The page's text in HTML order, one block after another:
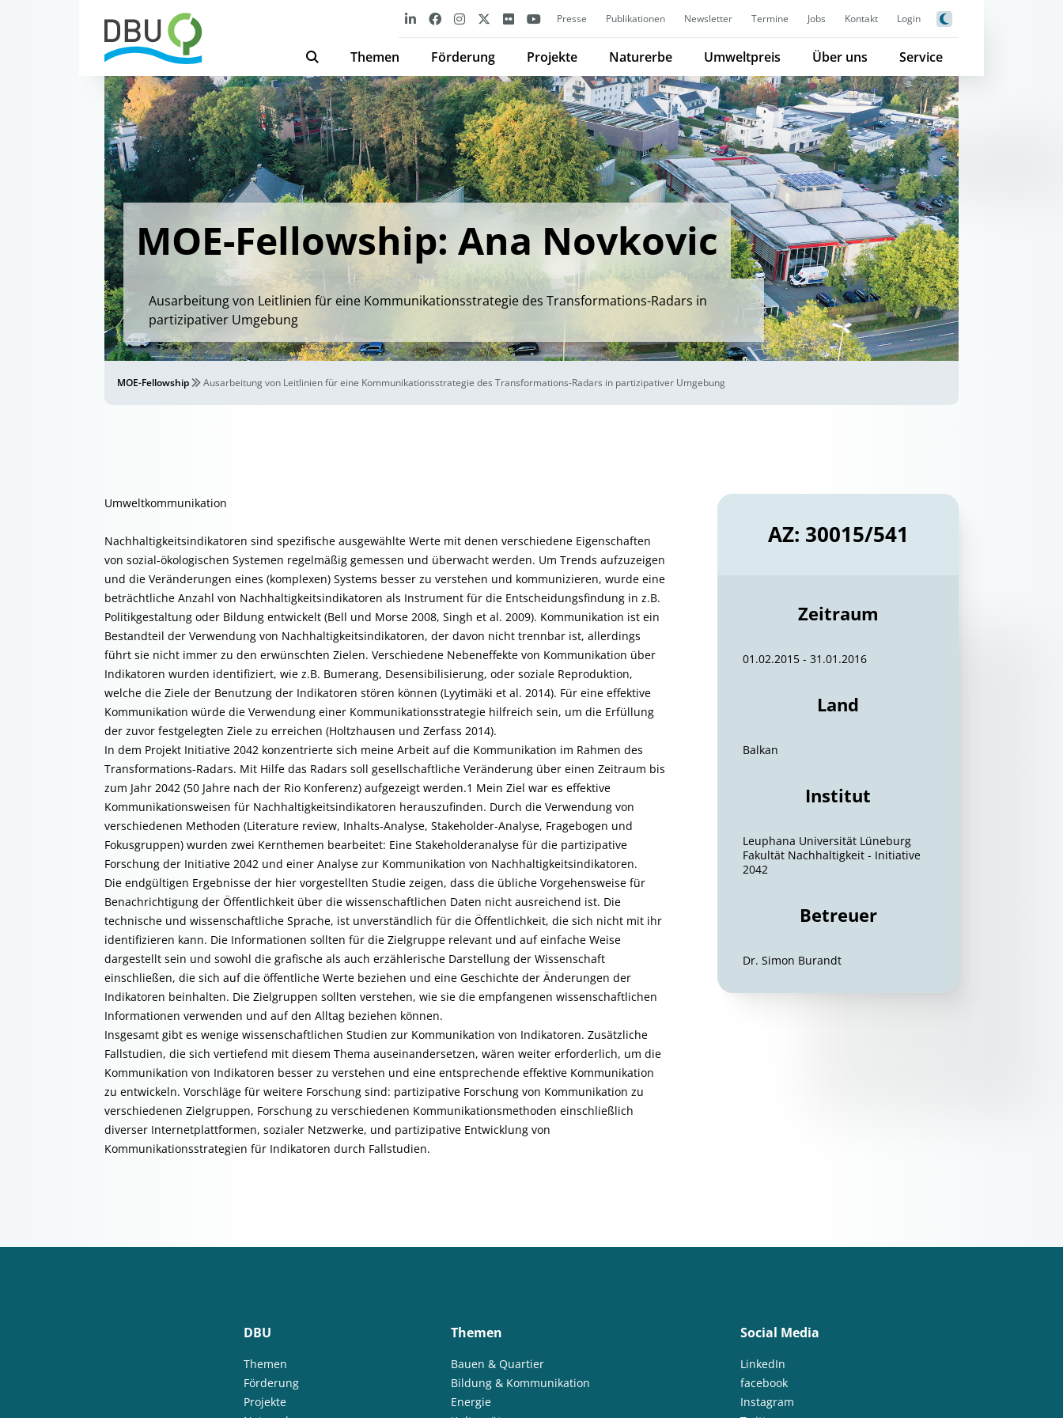
Presse Publikationen Newsletter Termine Jobs Kontakt Login
Themen Förderung Projekte Naturerbe Umweltpreis Über uns Service
MOE-Fellowship: Ana Novkovic
Ausarbeitung von Leitlinien für eine Kommunikationsstrategie des Transformations-Radars in
partizipativer Umgebung
MOE-Fellowship Ausarbeitung von Leitlinien für eine Kommunikationsstrategie des Transformations-Radars in partizipativer Umgebung
Umweltkommunikation
Nachhaltigkeitsindikatoren sind spezifische ausgewählte Werte mit denen verschiedene Eigenschaften
von sozial-ökologischen Systemen regelmäßig gemessen und überwacht werden. Um Trends aufzuzeigen
und die Veränderungen eines (komplexen) Systems besser zu verstehen und kommunizieren, wurde eine
beträchtliche Anzahl von Nachhaltigkeitsindikatoren als Instrument für die Entscheidungsfindung in z.B.
Politikgestaltung oder Bildung entwickelt (Bell und Morse 2008, Singh et al. 2009). Kommunikation ist ein
Bestandteil der Verwendung von Nachhaltigkeitsindikatoren, der davon nicht trennbar ist, allerdings
führt sie nicht immer zu den erwünschten Zielen. Verschiedene Nebeneffekte von Kommunikation über
Indikatoren wurden identifiziert, wie z.B. Bumerang, Desensibilisierung, oder soziale Reproduktion,
welche die Ziele der Benutzung der Indikatoren stören können (Lyytimäki et al. 2014). Für eine effektive
Kommunikation würde die Verwendung einer Kommunikationsstrategie hilfreich sein, um die Erfüllung
der zuvor festgelegten Ziele zu erreichen (Holtzhausen und Zerfass 2014).
In dem Projekt Initiative 2042 konzentrierte sich meine Arbeit auf die Kommunikation im Rahmen des
Transformations-Radars. Mit Hilfe das Radars soll gesellschaftliche Veränderung über einen Zeitraum bis
zum Jahr 2042 (50 Jahre nach der Rio Konferenz) aufgezeigt werden.1 Mein Ziel war es effektive
Kommunikationsweisen für Nachhaltigkeitsindikatoren herauszufinden. Durch die Verwendung von
verschiedenen Methoden (Literature review, Inhalts-Analyse, Stakeholder-Analyse, Fragebogen und
Fokusgruppen) wurden zwei Kernthemen bearbeitet: Eine Stakeholderanalyse für die partizipative
Forschung der Initiative 2042 und einer Analyse zur Kommunikation von Nachhaltigkeitsindikatoren.
Die endgültigen Ergebnisse der hier vorgestellten Studie zeigen, dass die übliche Vorgehensweise für
Benachrichtigung der Öffentlichkeit über die wissenschaftlichen Daten nicht ausreichend ist. Die
technische und wissenschaftliche Sprache, ist unverständlich für die Öffentlichkeit, die sich nicht mit ihr
identifizieren kann. Die Informationen sollten für die Zielgruppe relevant und auf einfache Weise
dargestellt sein und sowohl die grafische als auch erzählerische Darstellung der Wissenschaft
einschließen, die sich auf die öffentliche Werte beziehen und eine Geschichte der Änderungen der
Indikatoren beinhalten. Die Zielgruppen sollten verstehen, wie sie die empfangenen wissenschaftlichen
Informationen verwenden und auf den Alltag beziehen können.
Insgesamt gibt es wenige wissenschaftlichen Studien zur Kommunikation von Indikatoren. Zusätzliche
Fallstudien, die sich vertiefend mit diesem Thema auseinandersetzen, wären weiter erforderlich, um die
Kommunikation von Indikatoren besser zu verstehen und eine entsprechende effektive Kommunikation
zu entwickeln. Vorschläge für weitere Forschung sind: partizipative Forschung von Kommunikation zu
verschiedenen Zielgruppen, Forschung zu verschiedenen Kommunikationsmethoden einschließlich
diverser Internetplattformen, sozialer Netzwerke, und partizipative Entwicklung von
Kommunikationsstrategien für Indikatoren durch Fallstudien.
AZ: 30015/541
Zeitraum
01.02.2015 - 31.01.2016
Land
Balkan
Institut
Leuphana Universität Lüneburg
Fakultät Nachhaltigkeit - Initiative
2042
Betreuer
Dr. Simon Burandt
DBU
Themen
Förderung
Projekte
Themen
Bauen & Quartier
Bildung & Kommunikation
Energie
Social Media
LinkedIn
facebook
Instagram